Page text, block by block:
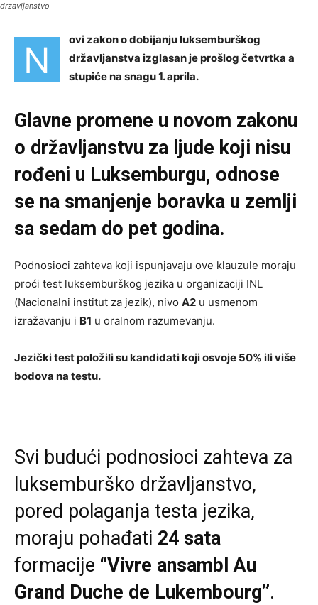
drzavljanstvo
N
ovi zakon o dobijanju luksemburškog
državljanstva izglasan je prošlog četvrtka a
stupiće na snagu 1. aprila.
Glavne promene u novom zakonu
o državljanstvu za ljude koji nisu
rođeni u Luksemburgu, odnose
se na smanjenje boravka u zemlji
sa sedam do pet godina.
Podnosioci zahteva koji ispunjavaju ove klauzule moraju
proći test luksemburškog jezika u organizaciji INL
(Nacionalni institut za jezik), nivo A2 u usmenom
izražavanju i B1 u oralnom razumevanju.
Jezički test položili su kandidati koji osvoje 50% ili više
bodova na testu.
Svi budući podnosioci zahteva za
luksemburško državljanstvo,
pored polaganja testa jezika,
moraju pohađati 24 sata
formacije “Vivre ansambl Au
Grand Duche de Lukembourg”.